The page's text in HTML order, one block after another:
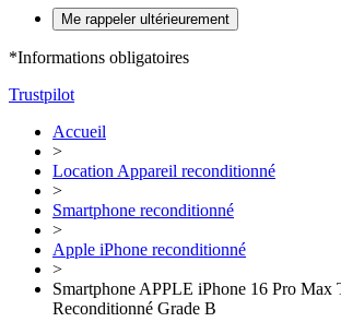
Me rappeler ultérieurement
*Informations obligatoires
Trustpilot
Accueil
>
Location Appareil reconditionné
>
Smartphone reconditionné
>
Apple iPhone reconditionné
>
Smartphone APPLE iPhone 16 Pro Max
Reconditionné Grade B